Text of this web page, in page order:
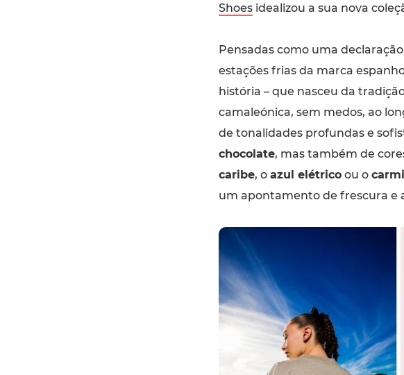
Shoesidealizou a sua nova
Pensadas como uma
estações frias da marca
história – que nasceu da
camaleónica, sem medos, ao
de tonalidades profundas e
chocolate, mas também de
caribe, o azul elétricoou o
um apontamento de frescura e